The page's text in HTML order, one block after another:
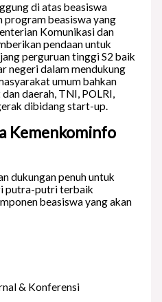
di atas beasiswa
program beasiswa yang
Komunikasi dan
pendaan untuk
perguruan tinggi S2 baik
negeri dalam mendukung
umum bahkan
daerah, TNI, POLRI,
dibidang start-up.
Kemenkominfo
dukungan penuh untuk
putra-putri terbaik
beasiswa yang akan
& Konferensi